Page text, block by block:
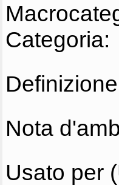
Categoria:
Nota
Usato per